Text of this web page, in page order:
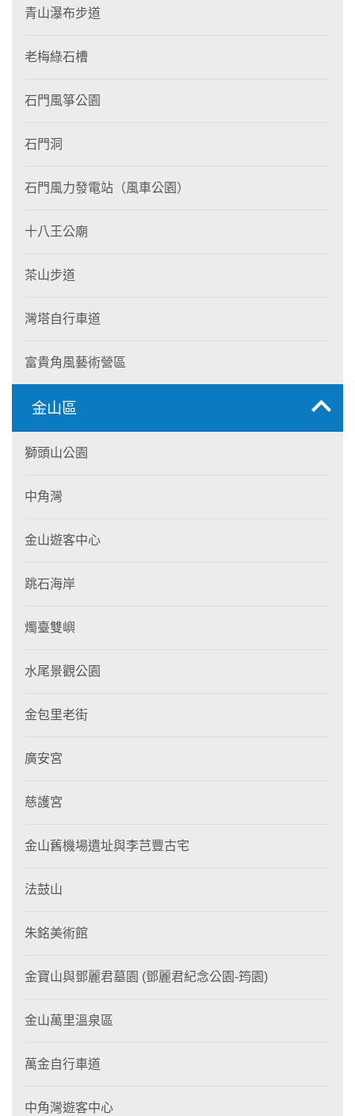
青山瀑布步道
老梅綠石槽
石門風箏公園
石門洞
石門風力發電站（風車公園）
十八王公廟
茶山步道
灣塔自行車道
富貴角風藝術營區
金山區
獅頭山公園
中角灣
金山遊客中心
跳石海岸
燭臺雙嶼
水尾景觀公園
金包里老街
廣安宮
慈護宮
金山舊機場遺址與李芑豐古宅
法鼓山
朱銘美術館
金寶山與鄧麗君墓園 (鄧麗君紀念公園-筠園)
金山萬里溫泉區
萬金自行車道
中角灣遊客中心